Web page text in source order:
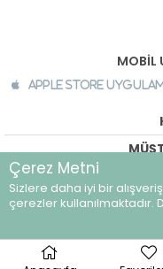
MOBİL
Apple Store
©
Çerez Metni
Sizlere daha iyi bir
çerezler kullanılmaktadır.